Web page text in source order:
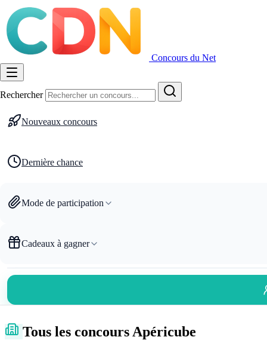
Concours du Net
Rechercher
Nouveaux concours
Dernière chance
Mode de participation
Cadeaux à gagner
Tous les concours Apéricube